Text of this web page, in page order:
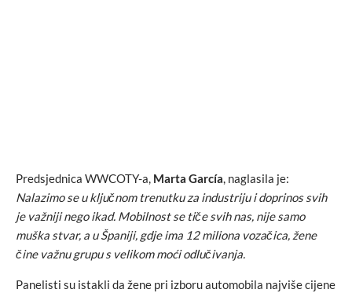
Predsjednica WWCOTY-a, Marta García, naglasila je:
Nalazimo se u ključnom trenutku za industriju i doprinos svih
je važniji nego ikad. Mobilnost se tiče svih nas, nije samo
muška stvar, a u Španiji, gdje ima 12 miliona vozačica, žene
čine važnu grupu s velikom moći odlučivanja.
Panelisti su istakli da žene pri izboru automobila najviše cijene